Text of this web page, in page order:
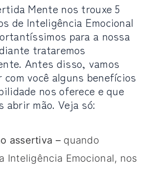
Mente nos trouxe 5
de Inteligência Emocional
para a nossa
trataremos
Antes disso, vamos
você alguns benefícios
nos oferece e que
abrir mão. Veja só:
assertiva –quando
Inteligência Emocional, nos